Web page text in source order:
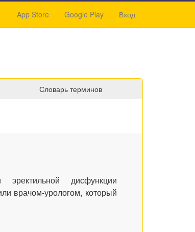
App Store Google Play Вход
Словарь терминов
дисфункции
врачом-урологом, который